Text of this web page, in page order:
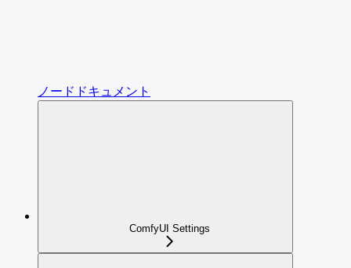
ノードドキュメント
ComfyUI Settings